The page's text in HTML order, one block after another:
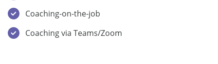
Coaching-on-the-job
Coaching via Teams/Zoom